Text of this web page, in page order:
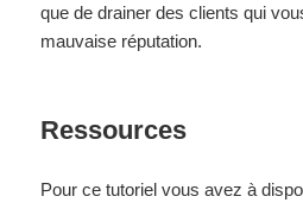
que de drainer des clients qui
mauvaise réputation.
Ressources
Pour ce tutoriel vous avez à